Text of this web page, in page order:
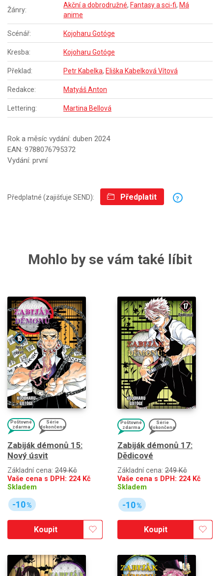
Žánry:
Akční a dobrodružné, Fantasy a sci-fi, Má
anime
Scénář: Kojoharu Gotóge
Kresba: Kojoharu Gotóge
Překlad: Petr Kabelka, Eliška Kabelková Vítová
Redakce: Matyáš Anton
Lettering: Martina Bellová
Rok a měsíc vydání: duben 2024
EAN: 9788076795372
Vydání: první
Předplatné (zajišťuje SEND): Předplatit ?
Mohlo by se vám také líbit
Poštovné
zdarma
Série
dokončena
Zabiják démonů 15:
Nový úsvit
Základní cena: 249 Kč
Vaše cena s DPH: 224Kč
Skladem
-10%
Koupit
Poštovné
zdarma
Série
dokončena
Zabiják démonů 17:
Dědicové
Základní cena: 249 Kč
Vaše cena s DPH: 224Kč
Skladem
-10%
Koupit